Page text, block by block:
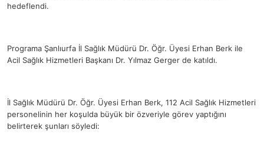
hedeflendi.
Programa Şanlıurfa İl Sağlık Müdürü Dr. Öğr. Üyesi Erhan Berk ile
Acil Sağlık Hizmetleri Başkanı Dr. Yılmaz Gerger de katıldı.
İl Sağlık Müdürü Dr. Öğr. Üyesi Erhan Berk, 112 Acil Sağlık Hizmetleri
personelinin her koşulda büyük bir özveriyle görev yaptığını
belirterek şunları söyledi: